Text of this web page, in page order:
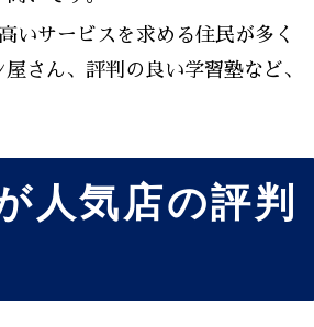
いサービスを求める住民が多く
さん、評判の良い学習塾など、
人気店の評判